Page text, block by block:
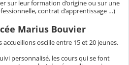
sur leur formation d’origine ou sur une
contrat d’apprentissage …)
Marius Bouvier
accueillons oscille entre 15 et 20 jeunes.
personnalisé, les cours qui se font